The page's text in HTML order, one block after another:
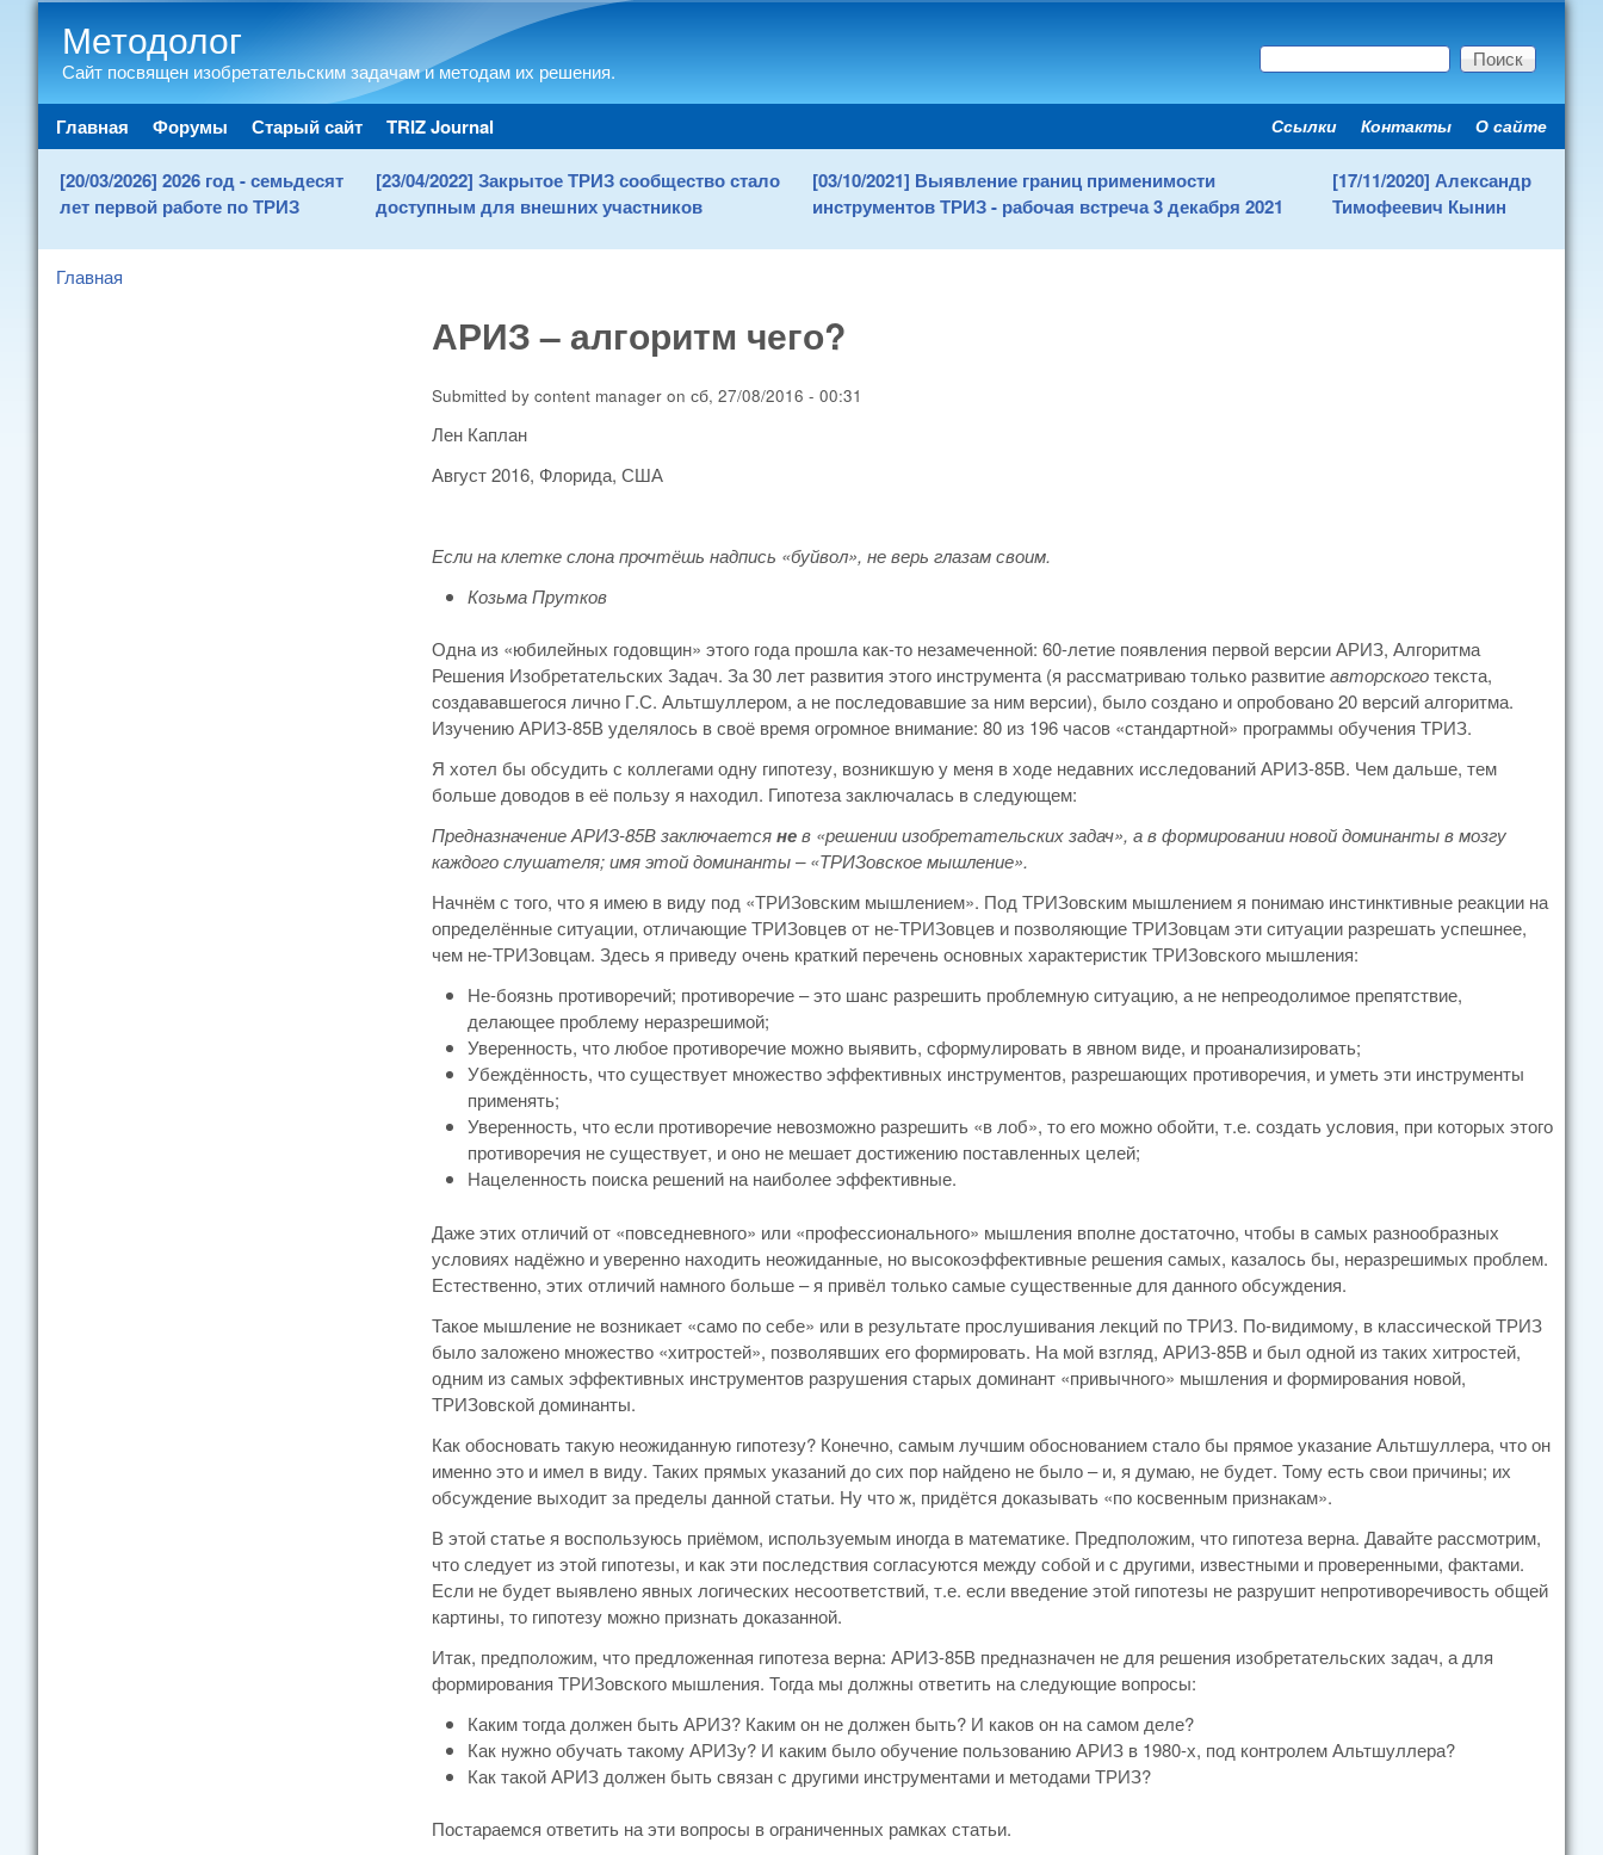
Методолог
Сайт посвящен изобретательским задачам и методам их решения. Форма поиска
Поиск
Main menu
Главная Форумы Старый сайт TRIZ Journal Secondary menu
Ссылки Контакты О сайте
[20/03/2026] 2026 год - семьдесят
лет первой работе по ТРИЗ
[23/04/2022] Закрытое ТРИЗ сообщество стало
доступным для внешних участников
[03/10/2021] Выявление границ применимости
инструментов ТРИЗ - рабочая встреча 3 декабря 2021
[17/11/2020] Александр
Тимофеевич Кынин
You are here
Главная
АРИЗ – алгоритм чего?
Submitted by content manager on сб, 27/08/2016 - 00:31
Лен Каплан
Август 2016, Флорида, США
Если на клетке слона прочтёшь надпись «буйвол», не верь глазам своим.
Козьма Прутков
Одна из «юбилейных годовщин» этого года прошла как-то незамеченной: 60-летие появления первой версии АРИЗ, Алгоритма
Решения Изобретательских Задач. За 30 лет развития этого инструмента (я рассматриваю только развитиеавторскоготекста,
создававшегося лично Г.С. Альтшуллером, а не последовавшие за ним версии), было создано и опробовано 20 версий алгоритма.
Изучению АРИЗ-85В уделялось в своё время огромное внимание: 80 из 196 часов «стандартной» программы обучения ТРИЗ.
Я хотел бы обсудить с коллегами одну гипотезу, возникшую у меня в ходе недавних исследований АРИЗ-85В. Чем дальше, тем
больше доводов в её пользу я находил. Гипотеза заключалась в следующем:
Предназначение АРИЗ-85В заключаетсянев «решении изобретательских задач», а в формировании новой доминанты в мозгу
каждого слушателя; имя этой доминанты – «ТРИЗовское мышление».
Начнём с того, что я имею в виду под «ТРИЗовским мышлением». Под ТРИЗовским мышлением я понимаю инстинктивные реакции на
определённые ситуации, отличающие ТРИЗовцев от не-ТРИЗовцев и позволяющие ТРИЗовцам эти ситуации разрешать успешнее,
чем не-ТРИЗовцам. Здесь я приведу очень краткий перечень основных характеристик ТРИЗовского мышления:
Не-боязнь противоречий; противоречие – это шанс разрешить проблемную ситуацию, а не непреодолимое препятствие,
делающее проблему неразрешимой;
Уверенность, что любое противоречие можно выявить, сформулировать в явном виде, и проанализировать;
Убеждённость, что существует множество эффективных инструментов, разрешающих противоречия, и уметь эти инструменты
применять;
Уверенность, что если противоречие невозможно разрешить «в лоб», то его можно обойти, т.е. создать условия, при которых этого
противоречия не существует, и оно не мешает достижению поставленных целей;
Нацеленность поиска решений на наиболее эффективные.
Даже этих отличий от «повседневного» или «профессионального» мышления вполне достаточно, чтобы в самых разнообразных
условиях надёжно и уверенно находить неожиданные, но высокоэффективные решения самых, казалось бы, неразрешимых проблем.
Естественно, этих отличий намного больше – я привёл только самые существенные для данного обсуждения.
Такое мышление не возникает «само по себе» или в результате прослушивания лекций по ТРИЗ. По-видимому, в классической ТРИЗ
было заложено множество «хитростей», позволявших его формировать. На мой взгляд, АРИЗ-85В и был одной из таких хитростей,
одним из самых эффективных инструментов разрушения старых доминант «привычного» мышления и формирования новой,
ТРИЗовской доминанты.
Как обосновать такую неожиданную гипотезу? Конечно, самым лучшим обоснованием стало бы прямое указание Альтшуллера, что он
именно это и имел в виду. Таких прямых указаний до сих пор найдено не было – и, я думаю, не будет. Тому есть свои причины; их
обсуждение выходит за пределы данной статьи. Ну что ж, придётся доказывать «по косвенным признакам».
В этой статье я воспользуюсь приёмом, используемым иногда в математике. Предположим, что гипотеза верна. Давайте рассмотрим,
что следует из этой гипотезы, и как эти последствия согласуются между собой и с другими, известными и проверенными, фактами.
Если не будет выявлено явных логических несоответствий, т.е. если введение этой гипотезы не разрушит непротиворечивость общей
картины, то гипотезу можно признать доказанной.
Итак, предположим, что предложенная гипотеза верна: АРИЗ-85В предназначен не для решения изобретательских задач, а для
формирования ТРИЗовского мышления. Тогда мы должны ответить на следующие вопросы:
Каким тогда должен быть АРИЗ? Каким он не должен быть? И каков он на самом деле?
Как нужно обучать такому АРИЗу? И каким было обучение пользованию АРИЗ в 1980-х, под контролем Альтшуллера?
Как такой АРИЗ должен быть связан с другими инструментами и методами ТРИЗ?
Постараемся ответить на эти вопросы в ограниченных рамках статьи.